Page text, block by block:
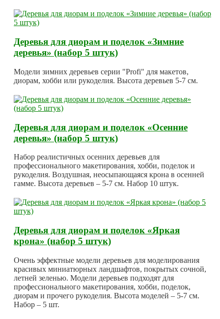
Деревья для диорам и поделок «Зимние
деревья» (набор 5 штук)
Модели зимних деревьев серии "Profi" для макетов,
диорам, хобби или рукоделия. Высота деревьев 5-7 см.
Деревья для диорам и поделок «Осенние
деревья» (набор 5 штук)
Набор реалистичных осенних деревьев для
профессионального макетирования, хобби, поделок и
рукоделия. Воздушная, неосыпающаяся крона в осенней
гамме. Высота деревьев – 5-7 см. Набор 10 штук.
Деревья для диорам и поделок «Яркая
крона» (набор 5 штук)
Очень эффектные модели деревьев для моделирования
красивых миниатюрных ландшафтов, покрытых сочной,
летней зеленью. Модели деревьев подходят для
профессионального макетирования, хобби, поделок,
диорам и прочего рукоделия. Высота моделей – 5-7 см.
Набор – 5 шт.